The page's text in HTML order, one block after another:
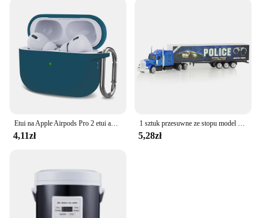
Etui na Apple Airpods Pro 2 etui akcesoria do słuchawek zestaw słuchawkowy Bluetooth silikonowe Air Pod 2 etui airpods Pro2
4,11zł
1 sztuk przesuwne ze stopu model ciężarówki Diecast samochodów pojemnik na zabawki cysterna do oleju zbiornik wielu kolorów samochodziki zabawkowe prezent urodzinowy dla dzieci
5,28zł